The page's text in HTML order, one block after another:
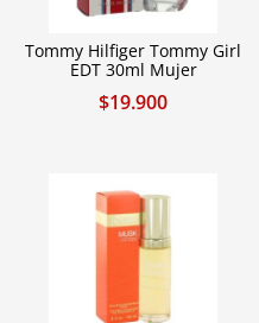
Tommy Hilfiger Tommy Girl
EDT 30ml Mujer
$19.900